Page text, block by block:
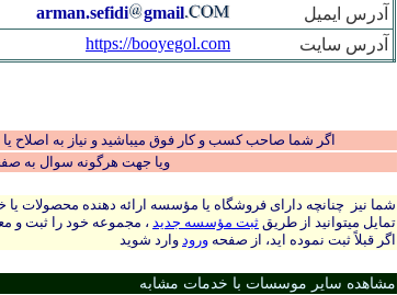
آدرس ایمیل
arman.sefidi
gmail
آدرس سایت
https://booyegol.com
اگر شما صاحب کسب و کار فوق میباشید و نیاز به اصلاح
ویا جهت هرگونه سوال به
شما نیز چنانچه دارای فروشگاه یا مؤسسه ارائه دهنده محصولات
تمایل میتوانید از طریق ثبت مؤسسه جدید ، مجموعه خود را ثبت و
اگر قبلاً ثبت نموده اید، از صفحه ورود وارد شوید
مشاهده سایر موسسات با خدمات مشابه